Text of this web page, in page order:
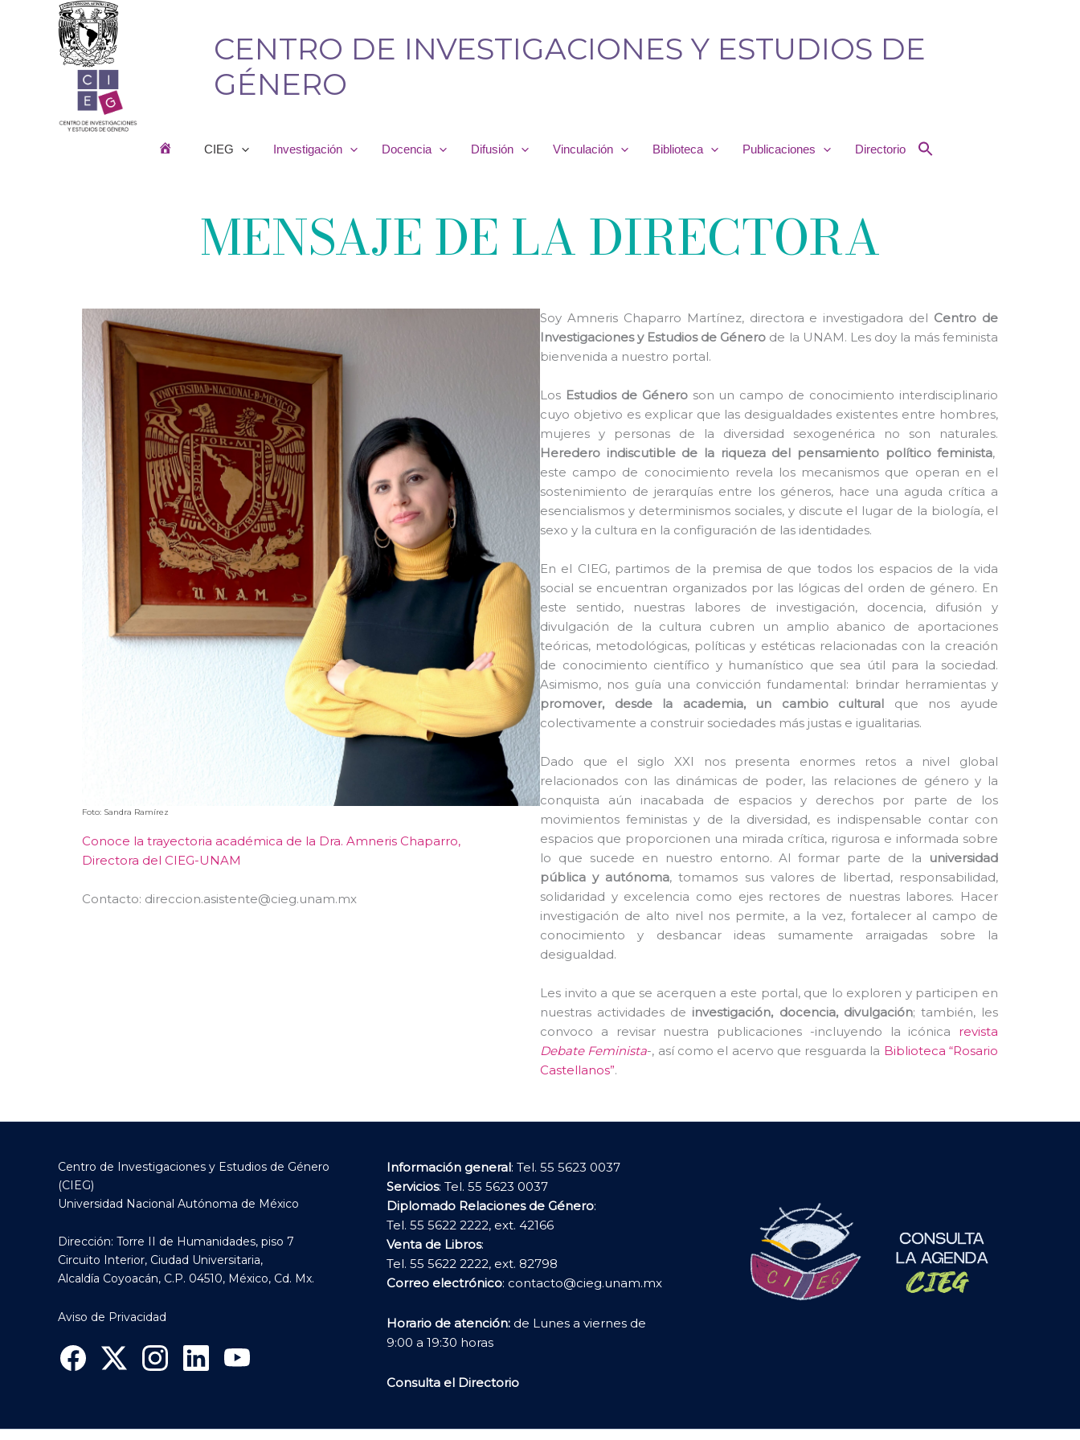
contenido
CENTRO DE INVESTIGACIONES Y ESTUDIOS DE
GÉNERO
CIEG Investigación Docencia Difusión Vinculación Biblioteca Publicaciones Directorio
MENSAJE DE LA DIRECTORA
Foto: Sandra Ramírez
Conoce la trayectoria académica de la Dra. Amneris Chaparro,
Directora del CIEG-UNAM
Contacto: direccion.asistente@cieg.unam.mx
Soy Amneris Chaparro Martínez, directora e investigadora del Centro de
Investigaciones y Estudios de Género de la UNAM. Les doy la más feminista
bienvenida a nuestro portal.
Los Estudios de Géneroson un campo de conocimiento interdisciplinario
cuyo objetivo es explicar que las desigualdades existentes entre hombres,
mujeres y personas de la diversidad sexogenérica no son naturales.
Heredero indiscutible de la riqueza del pensamiento político feminista,
este campo de conocimiento revela los mecanismos que operan en el
sostenimiento de jerarquías entre los géneros, hace una aguda crítica a
esencialismos y determinismos sociales, y discute el lugar de la biología, el
sexo y la cultura en la configuración de las identidades.
En el CIEG, partimos de la premisa de que todos los espacios de la vida
social se encuentran organizados por las lógicas del orden de género. En
este sentido, nuestras labores de investigación, docencia, difusión y
divulgación de la cultura cubren un amplio abanico de aportaciones
teóricas, metodológicas, políticas y estéticas relacionadas con la creación
de conocimiento científico y humanístico que sea útil para la sociedad.
Asimismo, nos guía una convicción fundamental: brindar herramientas y
promover, desde la academia, un cambio cultural que nos ayude
colectivamente a construir sociedades más justas e igualitarias.
Dado que el siglo XXI nos presenta enormes retos a nivel global
relacionados con las dinámicas de poder, las relaciones de género y la
conquista aún inacabada de espacios y derechos por parte de los
movimientos feministas y de la diversidad, es indispensable contar con
espacios que proporcionen una mirada crítica, rigurosa e informada sobre
lo que sucede en nuestro entorno. Al formar parte de la
universidad
pública y autónoma, tomamos sus valores de libertad, responsabilidad,
solidaridad y excelencia como ejes rectores de nuestras labores. Hacer
investigación de alto nivel nos permite, a la vez, fortalecer al campo de
conocimiento y desbancar ideas sumamente arraigadas sobre la
desigualdad.
Les invito a que se acerquen a este portal, que lo exploren y participen en
nuestras actividades de investigación, docencia, divulgación; también, les
convoco a revisar nuestra publicaciones -incluyendo la icónica revista
Debate Feminista-, así como el acervo que resguarda la Biblioteca “Rosario
Castellanos”.
Centro de Investigaciones y Estudios de Género
(CIEG)
Universidad Nacional Autónoma de México
Dirección: Torre II de Humanidades, piso 7
Circuito Interior, Ciudad Universitaria,
Alcaldía Coyoacán, C.P. 04510, México, Cd. Mx.
Aviso de Privacidad
Información general: Tel. 55 5623 0037
Servicios: Tel. 55 5623 0037
Diplomado Relaciones de Género:
Tel. 55 5622 2222, ext. 42166
Venta de Libros:
Tel. 55 5622 2222, ext. 82798
Correo electrónico: contacto@cieg.unam.mx
Horario de atención:de Lunes a viernes de
9:00 a 19:30 horas
Consulta el Directorio